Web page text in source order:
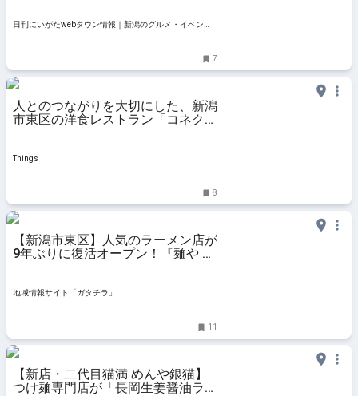
日刊にいがたwebタウン情報｜新潟のグルメ・イベン
7
人とのつながりを大切にした、新潟
市東区の洋食レストラン「コネク
Things
8
【新潟市東区】人気のラーメン店が
9年ぶりに復活オープン！『麺や 燈
ープと低温調理のチャーシューが絶
地域情報サイト「ガタチラ」
11
【新店・二代目猫満 めんや銀猫】
つけ麺専門店が「長岡生姜醤油ラー